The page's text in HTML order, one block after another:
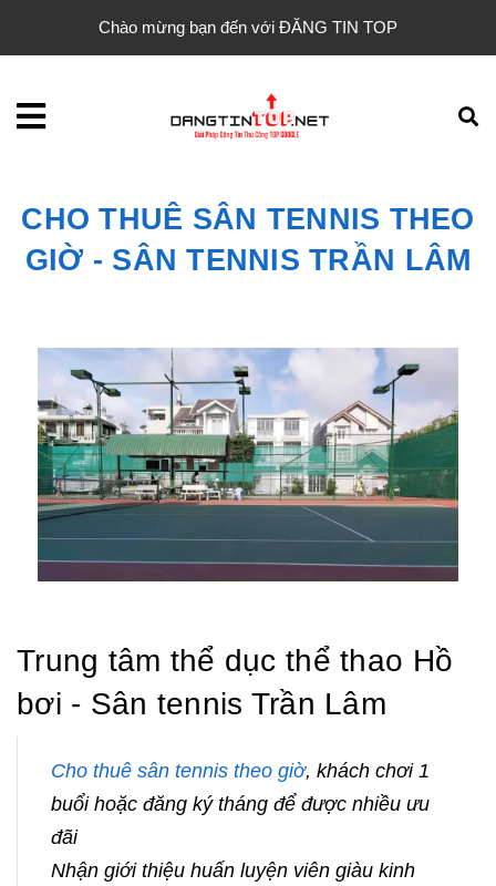
Chào mừng bạn đến với ĐĂNG TIN TOP
CHO THUÊ SÂN TENNIS THEO
GIỜ - SÂN TENNIS TRẦN LÂM
Trung tâm thể dục thể thao Hồ
bơi - Sân tennis Trần Lâm
Cho thuê sân tennis theo giờ, khách chơi 1
buổi hoặc đăng ký tháng để được nhiều ưu
đãi
Nhận giới thiệu huấn luyện viên giàu kinh